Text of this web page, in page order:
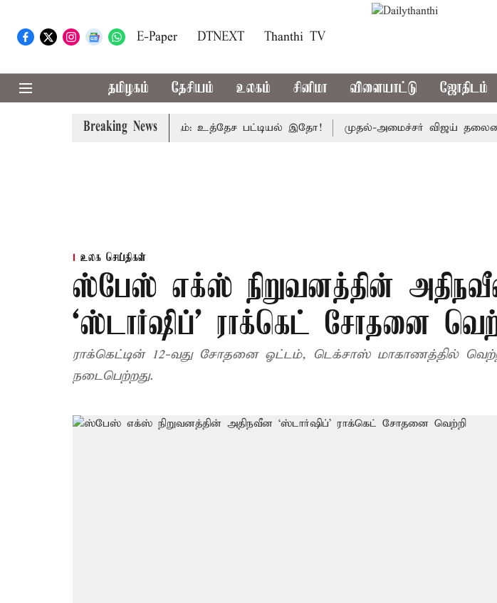
E-Paper DTNEXT Thanthi TV
தமிழகம் தேசியம் உலகம் சினிமா விளையாட்டு ஜோதிடம்
Breaking News
தொகுதிகள் 59 ஆக உயரும்: உத்தேச பட்டியல் இதோ! முதல்-அமைச்சர் விஜய் தலைமையில்
உலக செய்திகள்
ஸ்பேஸ் எக்ஸ் நிறுவனத்தின்
‘ஸ்டார்ஷிப்’ ராக்கெட் சோதனை
ராக்கெட்டின் 12-வது சோதனை ஓட்டம், டெக்சாஸ் மாகாணத்தில்
நடைபெற்றது.